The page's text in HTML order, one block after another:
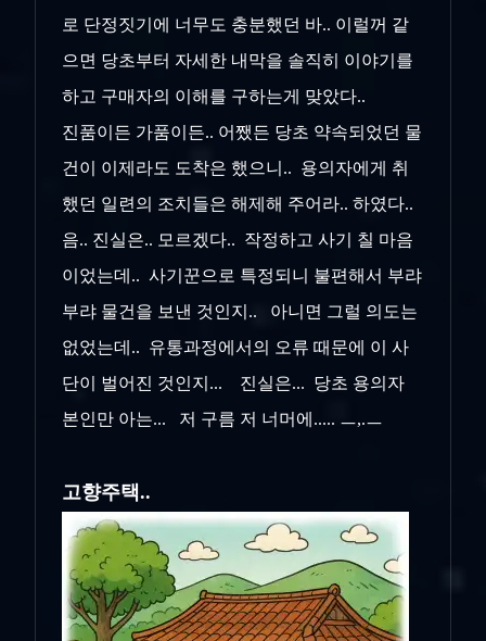
로 단정짓기에 너무도 충분했던 바.. 이럴꺼 같
으면 당초부터 자세한 내막을 솔직히 이야기를
하고 구매자의 이해를 구하는게 맞았다..
진품이든 가품이든.. 어쨌든 당초 약속되었던 물
건이 이제라도 도착은 했으니.. 용의자에게 취
했던 일련의 조치들은 해제해 주어라.. 하였다..
음.. 진실은.. 모르겠다.. 작정하고 사기 칠 마음
이었는데.. 사기꾼으로 특정되니 불편해서 부랴
부랴 물건을 보낸 것인지.. 아니면 그럴 의도는
없었는데.. 유통과정에서의 오류 때문에 이 사
단이 벌어진 것인지... 진실은... 당초 용의자
본인만 아는... 저 구름 저 너머에..... ㅡ,.ㅡ
고향주택..